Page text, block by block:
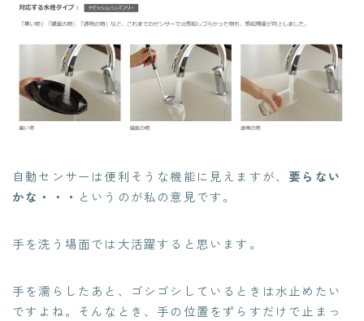
自動センサーは便利そうな機能に見えますが、 要らない
かな・・・ というのが私の意見です。
手を洗う場面では大活躍すると思います。
手を濡らしたあと、ゴシゴシしているときは水止めたい
ですよね。そんなとき、手の位置をずらすだけで止まっ